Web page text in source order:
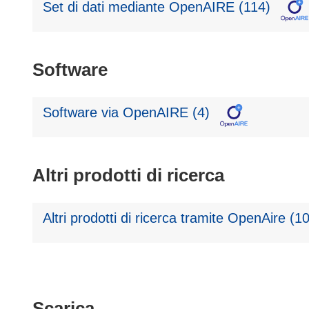
Set di dati mediante OpenAIRE (114)
Software
Software via OpenAIRE (4)
Altri prodotti di ricerca
Altri prodotti di ricerca tramite OpenAire